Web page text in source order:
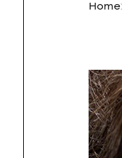
Home